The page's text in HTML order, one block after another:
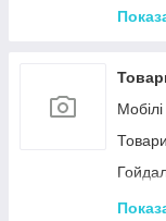
Книги
Книги
Книги